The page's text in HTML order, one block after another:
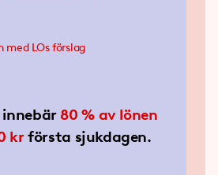
med LOs förslag
innebär 80 % av lönen
kr första sjukdagen.